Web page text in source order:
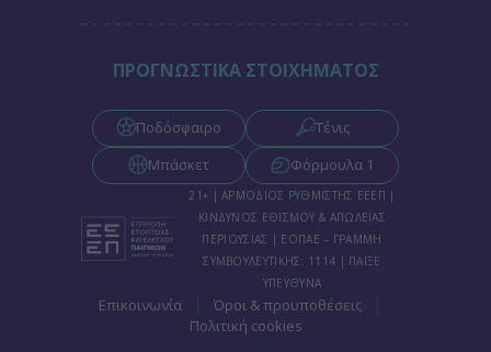
ΠΡΟΓΝΩΣΤΙΚΑ ΣΤΟΙΧΗΜΑΤΟΣ
Ποδόσφαιρο
Τένις
Μπάσκετ
Φόρμουλα 1
21+ | ΑΡΜΟΔΙΟΣ ΡΥΘΜΙΣΤΗΣ ΕΕΕΠ |
ΚΙΝΔΥΝΟΣ ΕΘΙΣΜΟΥ & ΑΠΩΛΕΙΑΣ
ΠΕΡΙΟΥΣΙΑΣ | ΕΟΠΑΕ – ΓΡΑΜΜΗ
ΣΥΜΒΟΥΛΕΥΤΙΚΗΣ: 1114 | ΠΑΙΞΕ
ΥΠΕΥΘΥΝΑ
Επικοινωνία Όροι & προυποθέσεις
Πολιτική cookies